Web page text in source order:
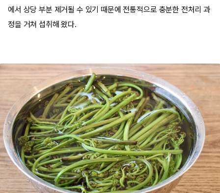
에서 상당 부분 제거될 수 있기 때문에 전통적으로 충분한 전처리 과
정을 거쳐 섭취해 왔다.